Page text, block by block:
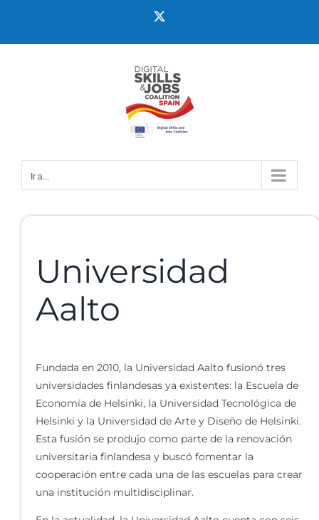
Ir a...
Universidad
Aalto
Fundada en 2010, la Universidad Aalto fusionó tres
universidades finlandesas ya existentes: la Escuela de
Economía de Helsinki, la Universidad Tecnológica de
Helsinki y la Universidad de Arte y Diseño de Helsinki.
Esta fusión se produjo como parte de la renovación
universitaria finlandesa y buscó fomentar la
cooperación entre cada una de las escuelas para crear
una institución multidisciplinar.